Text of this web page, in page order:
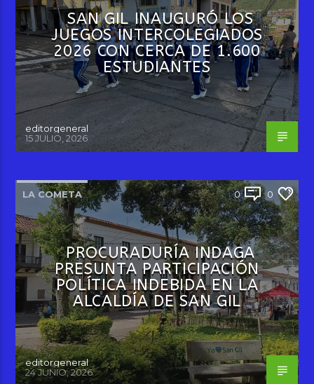
SAN GIL INAUGURÓ LOS
JUEGOS INTERCOLEGIADOS
2026 CON CERCA DE 1.600
ESTUDIANTES
editorgeneral
15 JULIO, 2026
LA COMETA 0 0
PROCURADURÍA INDAGA
PRESUNTA PARTICIPACIÓN
POLÍTICA INDEBIDA EN LA
ALCALDÍA DE SAN GIL
editorgeneral
24 JUNIO, 2026